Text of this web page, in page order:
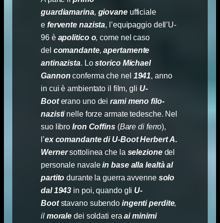
guardiamarina, giovaneufficiale
e fervente nazista, l’equipaggio dell’U-
96 è apolitico o, come nel caso
del comandante,apertamente
antinazista. Lostorico Michael
Gannon conferma che nel 1941, anno
in cui è ambientato il film, gli U-
Booterano uno deirami meno filo-
nazisti nelle forze armate tedesche. Nel
suo libroIron Coffins (Bare di ferro),
l’ex comandante di U-Boot Herbert A.
Wernersottolinea che la selezionedel
personale navale in base alla lealtà al
partito durante la guerra avvenne solo
dal 1943 in poi, quando gli U-
Bootstavano subendo ingenti perdite,
il morale dei soldati era ai minimi